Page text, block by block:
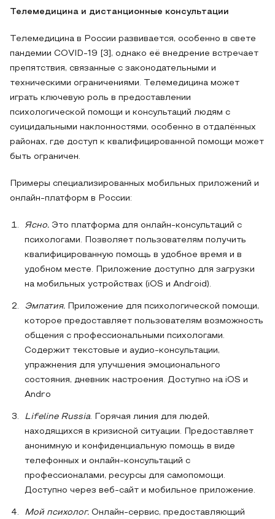
Телемедицина и дистанционные консультации
Телемедицина в России развивается, особенно в свете
пандемии COVID-19 [3], однако её внедрение встречает
препятствия, связанные с законодательными и
техническими ограничениями. Телемедицина может
играть ключевую роль в предоставлении
психологической помощи и консультаций людям с
суицидальными наклонностями, особенно в отдалённых
районах, где доступ к квалифицированной помощи может
быть ограничен.
Примеры специализированных мобильных приложений и
онлайн-платформ в России:
Ясно. Это платформа для онлайн-консультаций с
психологами. Позволяет пользователям получить
квалифицированную помощь в удобное время и в
удобном месте. Приложение доступно для загрузки
на мобильных устройствах (iOS и Android).
Эмпатия.
Приложение для психологической помощи,
которое предоставляет пользователям возможность
общения с профессиональными психологами.
Содержит текстовые и аудио-консультации,
упражнения для улучшения эмоционального
состояния, дневник настроения. Доступно на iOS и
Andro
Lifeline Russia. Горячая линия для людей,
находящихся в кризисной ситуации. Предоставляет
анонимную и конфиденциальную помощь в виде
телефонных и онлайн-консультаций с
профессионалами, ресурсы для самопомощи.
Доступно через веб-сайт и мобильное приложение.
Мой психолог. Онлайн-сервис, предоставляющий